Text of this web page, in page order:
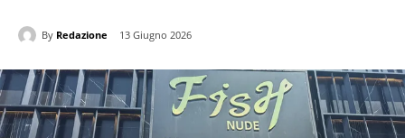
By Redazione 13 Giugno 2026